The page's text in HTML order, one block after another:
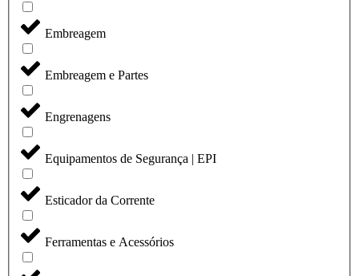
Embreagem
Embreagem e Partes
Engrenagens
Equipamentos de Segurança | EPI
Esticador da Corrente
Ferramentas e Acessórios